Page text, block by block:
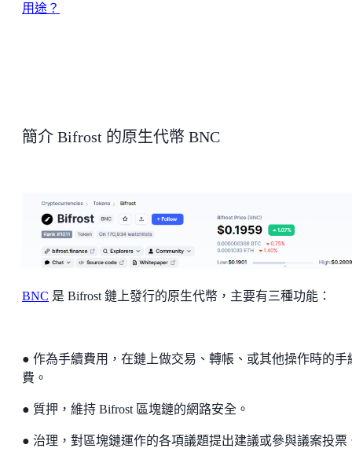
用途？
簡介 Bifrost 的原生代幣 BNC
BNC 是 Bifrost 鏈上發行的原生代幣，主要有三種功能：
● 作為手續費用，在鏈上做交易、轉帳、或其他操作時的手
費。
● 質押，維持 Bifrost 區塊鏈的網路安全。
● 治理，對區塊鏈運作的各項議題提出建議或參與議案投票